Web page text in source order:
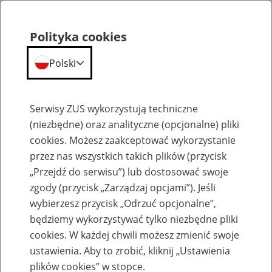
Emerytury
Baza zlikwidowanych lub
przekształconych zakładów pracy
Polityka cookies
Polski
Serwisy ZUS wykorzystują techniczne
(niezbędne) oraz analityczne (opcjonalne) pliki
cookies. Możesz zaakceptować wykorzystanie
przez nas wszystkich takich plików (przycisk
„Przejdź do serwisu”) lub dostosować swoje
zgody (przycisk „Zarządzaj opcjami”). Jeśli
wybierzesz przycisk „Odrzuć opcjonalne”,
będziemy wykorzystywać tylko niezbędne pliki
cookies. W każdej chwili możesz zmienić swoje
ustawienia. Aby to zrobić, kliknij „Ustawienia
plików cookies” w stopce.